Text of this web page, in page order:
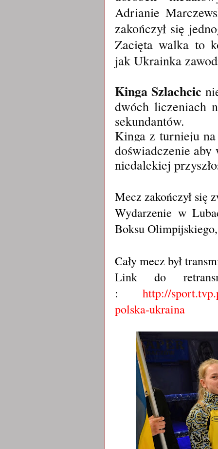
Adrianie
zakończył się
Zacięta walka to
jak Ukrainka
Kinga Szlachcic
dwóch liczeniach
sekundantów.
Kinga z turnieju
doświadczenie
niedalekiej
Mecz zakończył się
Wydarzenie w
Boksu
Cały mecz był
Link do
: http://
polska-ukraina